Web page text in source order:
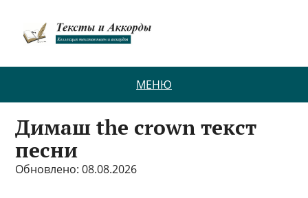
МЕНЮ
Димаш the crown текст
песни
Обновлено: 08.08.2026